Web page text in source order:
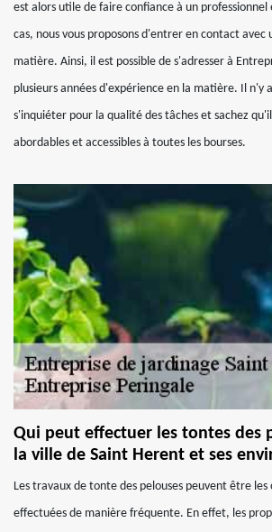
est alors utile de faire confiance à un
cas, nous vous proposons d'entrer en contact avec
matière. Ainsi, il est possible de s'adresser à
plusieurs années d'expérience en la matière. Il n'y
s'inquiéter pour la qualité des tâches et sachez
abordables et accessibles à toutes les bourses.
Qui peut effectuer les tontes des
la ville de Saint Herent et ses
Les travaux de tonte des pelouses peuvent être
effectuées de manière fréquente. En effet, les